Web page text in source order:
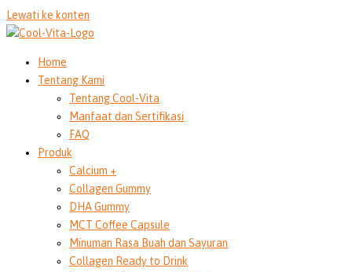
Lewati ke konten
Home
Tentang Kami
Tentang Cool-Vita
Manfaat dan Sertifikasi
FAQ
Produk
Calcium +
Collagen Gummy
DHA Gummy
MCT Coffee Capsule
Minuman Rasa Buah dan Sayuran
Collagen Ready to Drink